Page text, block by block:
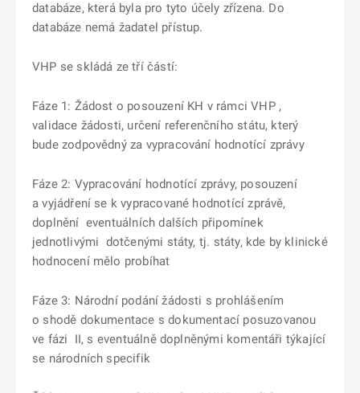
databáze, která byla pro tyto účely zřízena. Do
databáze nemá žadatel přístup.
VHP se skládá ze tří částí:
Fáze 1: Žádost o posouzení KH v rámci VHP ,
validace žádosti, určení referenčního státu, který
bude zodpovědný za vypracování hodnotící zprávy
Fáze 2: Vypracování hodnotící zprávy, posouzení
a vyjádření se k vypracované hodnotící zprávě,
doplnění eventuálních dalších připomínek
jednotlivými dotčenými státy, tj. státy, kde by klinické
hodnocení mělo probíhat
Fáze 3: Národní podání žádosti s prohlášením
o shodě dokumentace s dokumentací posuzovanou
ve fázi II, s eventuálně doplněnými komentáři týkající
se národních specifik